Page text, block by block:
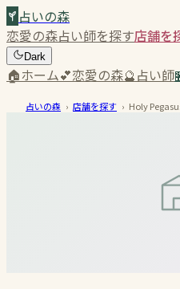
占いの森
恋愛の森占い師を探す店舗を
Dark
🏠ホーム💕恋愛の森🔮占い師
占いの森 › 店舗を探す › Holy